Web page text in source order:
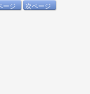
ージ 次ページ